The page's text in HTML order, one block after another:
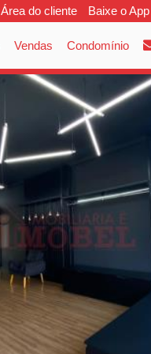
Área do cliente Baixe o App
Vendas Condomínio